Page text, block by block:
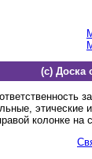
(c) Доска
колонке на